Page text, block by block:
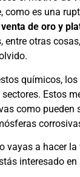
es una
venta de oro y
otras
químicos,
Estos
como pueden
a hacer
interesado